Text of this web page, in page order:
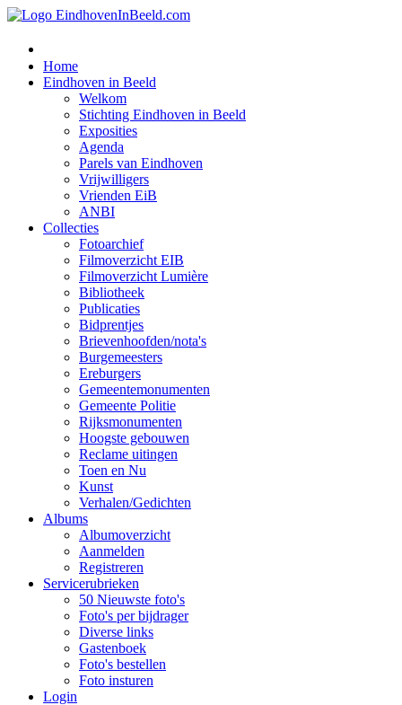
Home
Eindhoven in Beeld
Welkom
Stichting Eindhoven in Beeld
Exposities
Agenda
Parels van Eindhoven
Vrijwilligers
Vrienden EiB
ANBI
Collecties
Fotoarchief
Filmoverzicht EIB
Filmoverzicht Lumière
Bibliotheek
Publicaties
Bidprentjes
Brievenhoofden/nota's
Burgemeesters
Ereburgers
Gemeentemonumenten
Gemeente Politie
Rijksmonumenten
Hoogste gebouwen
Reclame uitingen
Toen en Nu
Kunst
Verhalen/Gedichten
Albums
Albumoverzicht
Aanmelden
Registreren
Servicerubrieken
50 Nieuwste foto's
Foto's per bijdrager
Diverse links
Gastenboek
Foto's bestellen
Foto insturen
Login